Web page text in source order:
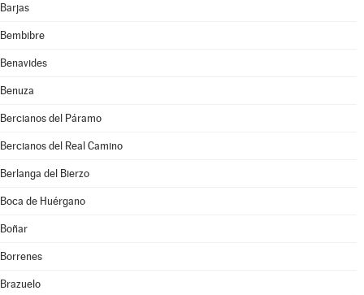
Barjas
Bembibre
Benavides
Benuza
Bercianos del Páramo
Bercianos del Real Camino
Berlanga del Bierzo
Boca de Huérgano
Boñar
Borrenes
Brazuelo